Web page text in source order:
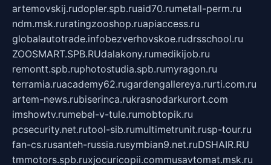
artemovskij.rudopler.spb.ruaid70.rumetall-perm.ru
ndm.msk.ruratingzooshop.ruapiaccess.ru
globalautotrade.infobezverhovskoe.rudrsschool.ru
ZOOSMART.SPB.RUdalakony.rumedikijob.ru
remontt.spb.ruphotostudia.spb.rumyragon.ru
terramia.ruacademy62.rugardengallereya.rurti.com.ru
artem-news.rubiserinca.rukrasnodarkurort.com
imshowtv.rumebel-v-tule.rumobtopik.ru
pcsecurity.net.rutool-sib.rumultimetrunit.rusp-tour.ru
fan-cs.rusanteh-russia.rusymbian9.net.ruDSHAIR.RU
tmmotors.spb.ruxjocuricopii.commusavtomat.msk.ru